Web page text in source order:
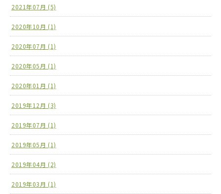
2021年07月 (5)
2020年10月 (1)
2020年07月 (1)
2020年05月 (1)
2020年01月 (1)
2019年12月 (3)
2019年07月 (1)
2019年05月 (1)
2019年04月 (2)
2019年03月 (1)